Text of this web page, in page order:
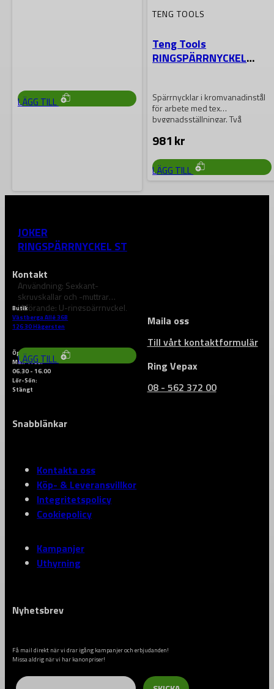
LÄGG TILL
JOKER
RINGSPÄRRNYCKEL STL
Användning: Sexkant-
skruvskallar och -muttrar
Utförande: U-ringspärrnyckel,
omkopplingsspak för bekväm
riktningsväxling, ringsidan krökt
629kr
LÄGG TILL
TENG TOOLS
Teng Tools
RINGSPÄRRNYCKEL
Spärrnycklar i kromvanadinstål
för arbete med tex
byggnadsställningar. Två
kants ringspärr…
981kr
LÄGG TILL
Kontakt
Butik
Västberga Allé 36B
126 30 Hägersten
Maila oss
Till vårt kontaktformulär
Öppettider
Mån-Fred:
06.30 - 16.00
Lör-Sön:
Stängt
Ring Vepax
08 - 562 372 00
Snabblänkar
Kontakta oss
Köp- & Leveransvillkor
Integritetspolicy
Cookiepolicy
Kampanjer
Uthyrning
Nyhetsbrev
Få mail direkt när vi drar igång kampanjer och erbjudanden!
Missa aldrig när vi har kanonpriser!
Email